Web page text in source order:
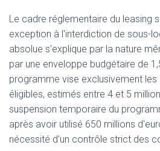
Le cadre réglementaire du leasing
exception à l'interdiction de sous-
absolue s'explique par la nature
par une enveloppe budgétaire de
programme vise exclusivement
éligibles, estimés entre 4 et 5
suspension temporaire du
après avoir utilisé 650 millions
nécessité d'un contrôle strict des